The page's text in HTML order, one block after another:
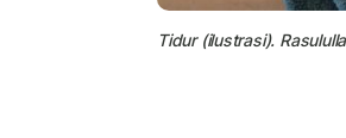
Tidur (ilustrasi).